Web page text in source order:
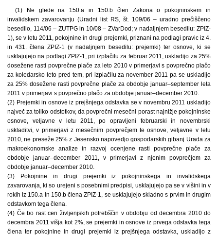
(1) Ne glede na 150.a in 150.b člen Zakona o pokojninskem in
invalidskem zavarovanju (Uradni list RS, št. 109/06 – uradno prečiščeno
besedilo, 114/06 – ZUTPG in 10/08 – ZVarDod; v nadaljnjem besedilu: ZPIZ-
1), se v letu 2011, pokojnine in drugi prejemki, priznani na podlagi pravic iz 4.
in 431. člena ZPIZ-1 (v nadaljnjem besedilu: prejemki) ter osnove, ki se
usklajujejo na podlagi ZPIZ-1, pri izplačilu za februar 2011, uskladijo za 25%
dosežene rasti povprečne plače za leto 2010 v primerjavi s povprečno plačo
za koledarsko leto pred tem, pri izplačilu za november 2011 pa se uskladijo
za 25% dosežene rasti povprečne plače za obdobje januar–september leta
2011 v primerjavi s povprečno plačo za obdobje januar–december 2010.
(2) Prejemki in osnove iz prejšnjega odstavka se v novembru 2011 uskladijo
največ za toliko odstotkov, da povprečni mesečni porast najnižje pokojninske
osnove, veljavne v letu 2011, po opravljeni februarski in novembrski
uskladitvi, v primerjavi z mesečnim povprečjem te osnove, veljavne v letu
2010, ne preseže 25% z Jesensko napovedjo gospodarskih gibanj Urada za
makroekonomske analize in razvoj ocenjene rasti povprečne plače za
obdobje januar–december 2011, v primerjavi z njenim povprečjem za
obdobje januar–december 2010.
(3) Pokojnine in drugi prejemki iz pokojninskega in invalidskega
zavarovanja, ki so urejeni s posebnimi predpisi, usklajujejo pa se v višini in v
rokih iz 150.a in 150.b člena ZPIZ-1, se usklajujejo skladno s prvim in drugim
odstavkom tega člena.
(4) Če bo rast cen življenjskih potrebščin v obdobju od decembra 2010 do
decembra 2011 višja kot 2%, se prejemki in osnove iz prvega odstavka tega
člena ter pokojnine in drugi prejemki iz prejšnjega odstavka, uskladijo z